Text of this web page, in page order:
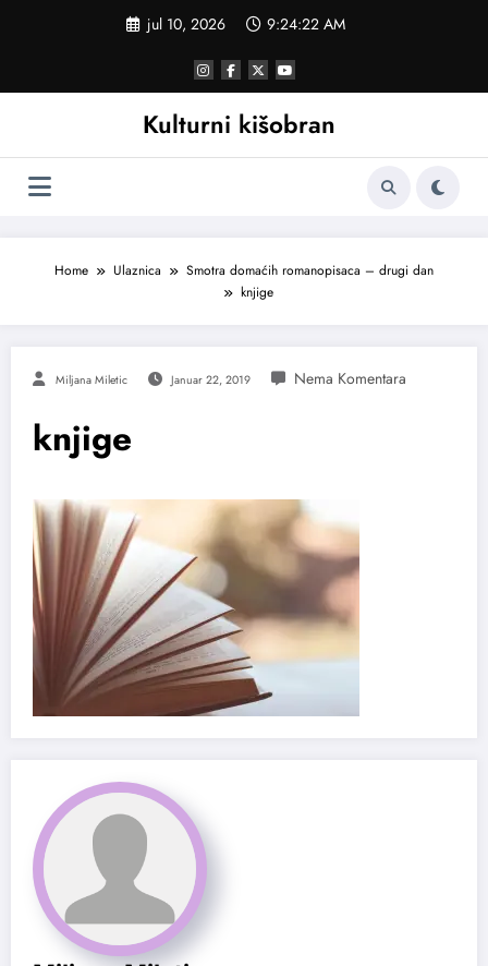
jul 10, 2026 9:24:22 AM
Kulturni kišobran
Home Ulaznica
Smotra domaćih romanopisaca – drugi dan
knjige
Miljana Miletic Januar 22, 2019
knjige